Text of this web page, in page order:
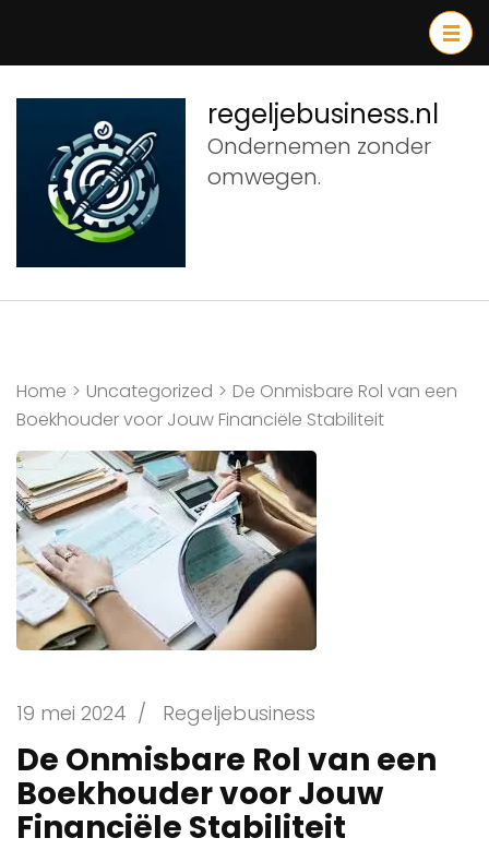
inhoud
(druk
Enter)
regeljebusiness.nl
Ondernemen zonder
omwegen.
Home > Uncategorized > De Onmisbare Rol van een
Boekhouder voor Jouw Financiële Stabiliteit
19 mei 2024 / Regeljebusiness
De Onmisbare Rol van een
Boekhouder voor Jouw
Financiële Stabiliteit